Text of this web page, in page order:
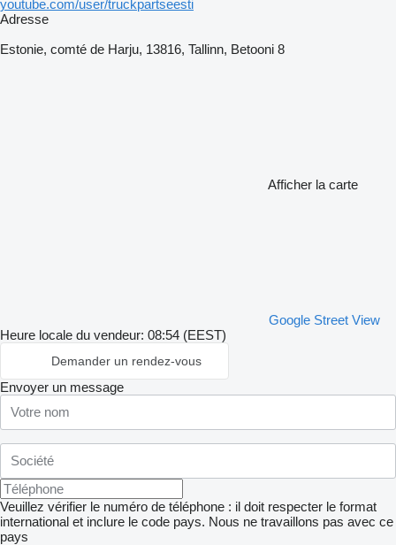
youtube.com/user/truckpartseesti
Adresse
Estonie, comté de Harju, 13816, Tallinn, Betooni 8
Afficher la carte
Google Street View
Heure locale du vendeur: 08:54 (EEST)
Demander un rendez-vous
Envoyer un message
Veuillez vérifier le numéro de téléphone : il doit respecter le format
international et inclure le code pays. Nous ne travaillons pas avec ce
pays